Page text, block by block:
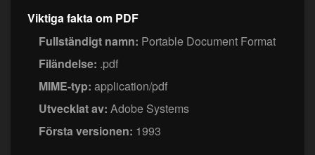
Viktiga fakta om PDF
Fullständigt namn: Portable Document Format
Filändelse: .pdf
MIME-typ: application/pdf
Utvecklat av: Adobe Systems
Första versionen: 1993